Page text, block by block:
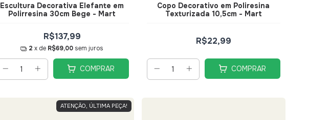
Escultura Decorativa Elefante em
Polirresina 30cm Bege - Mart
R$137,99
2 x de R$69,00 sem juros
COMPRAR
Copo Decorativo em Poliresina
Texturizada 10,5cm - Mart
R$22,99
COMPRAR
ATENÇÃO, ÚLTIMA PEÇA!